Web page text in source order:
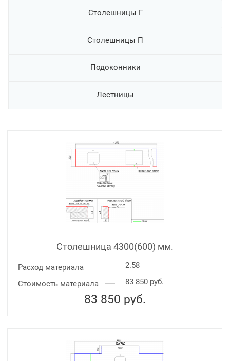
Столешницы Г
Столешницы П
Подоконники
Лестницы
Столешница 4300(600) мм.
Расход материала
2.58
Стоимость материала
83 850 руб.
83 850 руб.